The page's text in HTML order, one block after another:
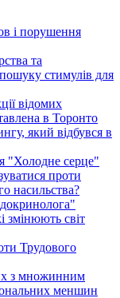
і порушення
та
стимулів для
відомих
в Торонто
який відбувся в
"Холодне серце"
проти
насильства?
змінюють світ
Трудового
з множинним
меншин